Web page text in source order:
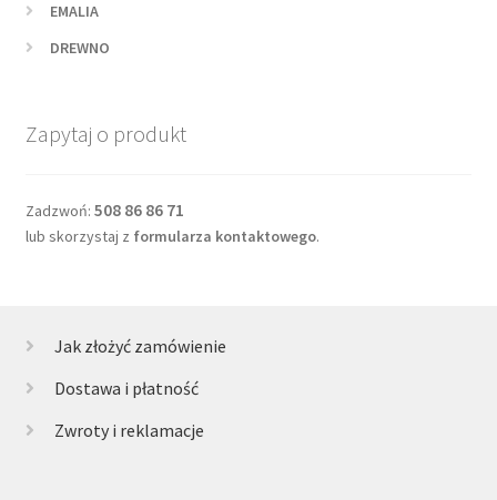
EMALIA
DREWNO
Zapytaj o produkt
Zadzwoń: 508 86 86 71
lub skorzystaj z formularza kontaktowego.
Jak złożyć zamówienie
Dostawa i płatność
Zwroty i reklamacje